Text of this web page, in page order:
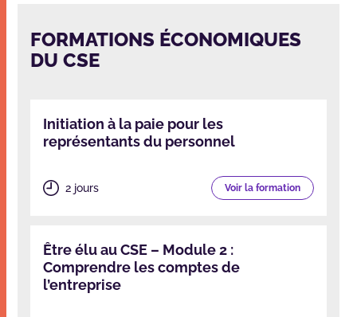
FORMATIONS ÉCONOMIQUES
DU CSE
Initiation à la paie pour les
représentants du personnel
2 jours Voir la formation
Être élu au CSE – Module 2 :
Comprendre les comptes de
l’entreprise